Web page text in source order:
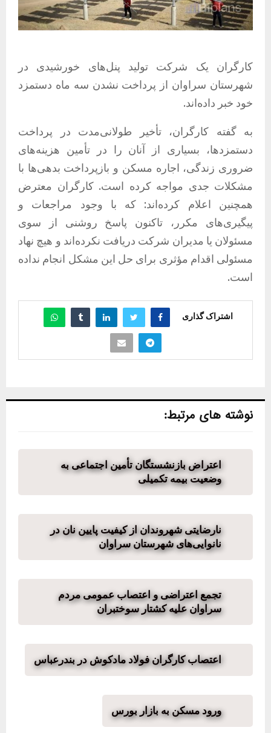
کارگران یک شرکت تولید پنل‌های خورشیدی در
شهرستان سراوان از پرداخت نشدن سه ماه دستمزد
خود خبر داده‌اند.
به گفته کارگران، تأخیر طولانی‌مدت در پرداخت
دستمزدها، بسیاری از آنان را در تأمین هزینه‌های
ضروری زندگی، اجاره مسکن و بازپرداخت بدهی‌ها با
مشکلات جدی مواجه کرده است. کارگران معترض
همچنین اعلام کرده‌اند: که با وجود مراجعات و
پیگیری‌های مکرر، تاکنون پاسخ روشنی از سوی
مسئولان یا مدیران شرکت دریافت نکرده‌اند و هیچ نهاد
مسئولی اقدام مؤثری برای حل این مشکل انجام نداده
است.
اشتراک گذاری
نوشته های مرتبط:
اعتراض بازنشستگان تأمین اجتماعی به
وضعیت بیمه تکمیلی
نارضایتی شهروندان از کیفیت پایین نان در
نانوایی‌های شهرستان سراوان
تجمع اعتراضی و اعتصاب عمومی مردم
سراوان علیه کشتار سوختبران
اعتصاب کارگران فولاد مادکوش در بندرعباس
ورود مسکن به بازار بورس